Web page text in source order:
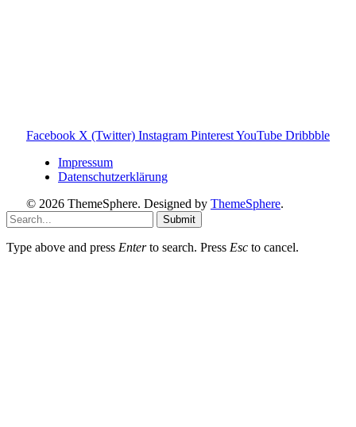
Facebook X (Twitter) Instagram PinterestYouTube Dribbble
Impressum
Datenschutzerklärung
© 2026 ThemeSphere. Designed by ThemeSphere.
Submit
Type above and press Enterto search. Press Esc to cancel.